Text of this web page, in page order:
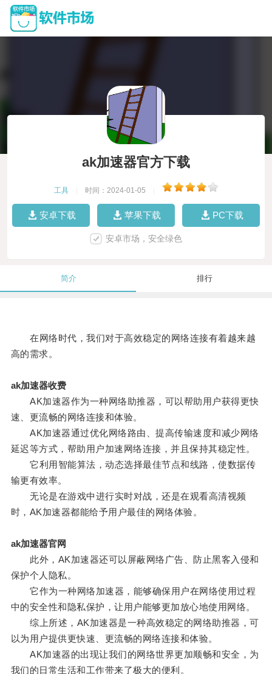
ak加速器官方下载
工具 时间：2024-01-05
安卓下载 苹果下载 PC下载
安卓市场，安全绿色
简介 排行
在网络时代，我们对于高效稳定的网络连接有着越来越
高的需求。
ak加速器收费
AK加速器作为一种网络助推器，可以帮助用户获得更快
速、更流畅的网络连接和体验。
AK加速器通过优化网络路由、提高传输速度和减少网络
延迟等方式，帮助用户加速网络连接，并且保持其稳定性。
它利用智能算法，动态选择最佳节点和线路，使数据传
输更有效率。
无论是在游戏中进行实时对战，还是在观看高清视频
时，AK加速器都能给予用户最佳的网络体验。
ak加速器官网
此外，AK加速器还可以屏蔽网络广告、防止黑客入侵和
保护个人隐私。
它作为一种网络加速器，能够确保用户在网络使用过程
中的安全性和隐私保护，让用户能够更加放心地使用网络。
综上所述，AK加速器是一种高效稳定的网络助推器，可
以为用户提供更快速、更流畅的网络连接和体验。
AK加速器的出现让我们的网络世界更加顺畅和安全，为
我们的日常生活和工作带来了极大的便利。